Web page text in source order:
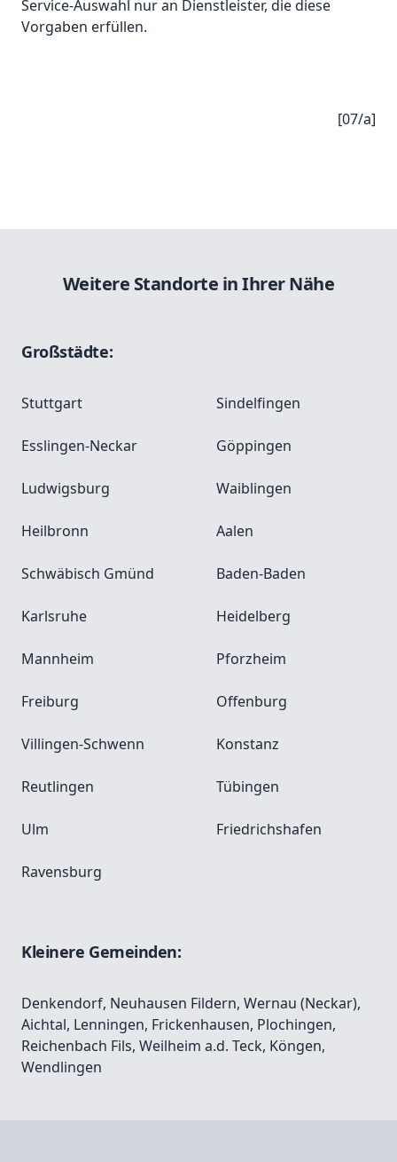
Service-Auswahl nur an Dienstleister, die diese
Vorgaben erfüllen.
[07/a]
Weitere Standorte in Ihrer Nähe
Großstädte:
Stuttgart Sindelfingen
Esslingen-Neckar Göppingen
Ludwigsburg Waiblingen
Heilbronn Aalen
Schwäbisch Gmünd Baden-Baden
Karlsruhe Heidelberg
Mannheim Pforzheim
Freiburg Offenburg
Villingen-Schwenn Konstanz
Reutlingen Tübingen
Ulm Friedrichshafen
Ravensburg
Kleinere Gemeinden:
Denkendorf, Neuhausen Fildern, Wernau (Neckar),
Aichtal, Lenningen, Frickenhausen, Plochingen,
Reichenbach Fils, Weilheim a.d. Teck, Köngen,
Wendlingen